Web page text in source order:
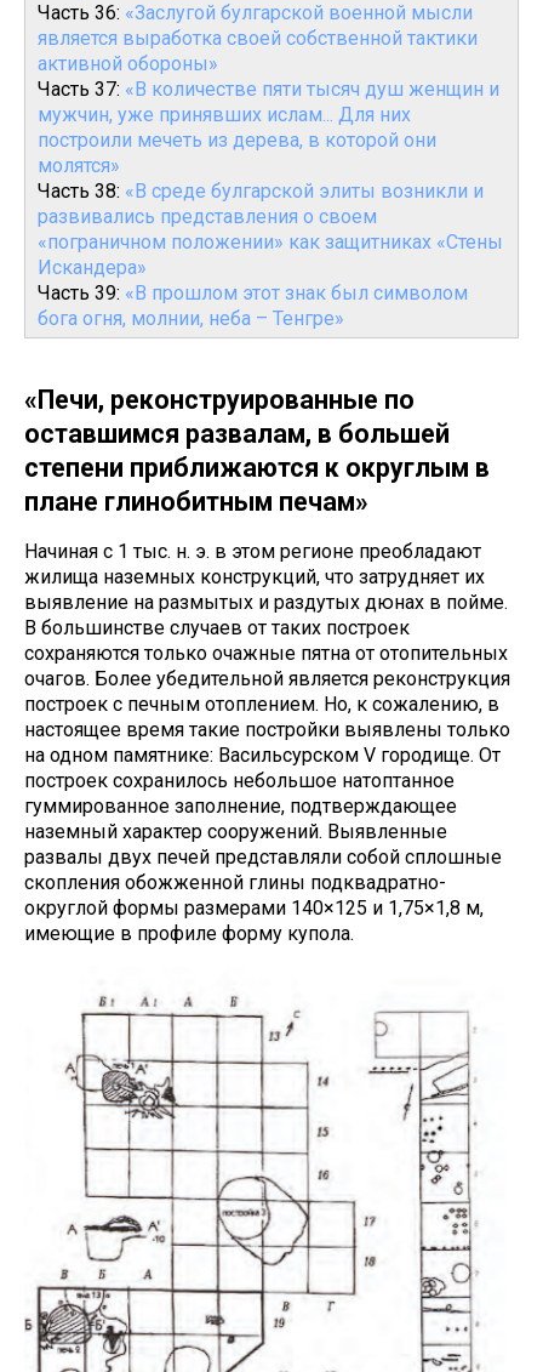
Часть 36: «Заслугой булгарской военной мысли
является выработка своей собственной тактики
активной обороны»
Часть 37: «В количестве пяти тысяч душ женщин и
мужчин, уже принявших ислам... Для них
построили мечеть из дерева, в которой они
молятся»
Часть 38: «В среде булгарской элиты возникли и
развивались представления о своем
«пограничном положении» как защитниках «Стены
Искандера»
Часть 39: «В прошлом этот знак был символом
бога огня, молнии, неба – Тенгре»
«Печи, реконструированные по
оставшимся развалам, в большей
степени приближаются к округлым в
плане глинобитным печам»
Начиная с 1 тыс. н. э. в этом регионе преобладают
жилища наземных конструкций, что затрудняет их
выявление на размытых и раздутых дюнах в пойме.
В большинстве случаев от таких построек
сохраняются только очажные пятна от отопительных
очагов. Более убедительной является реконструкция
построек с печным отоплением. Но, к сожалению, в
настоящее время такие постройки выявлены только
на одном памятнике: Васильсурском V городище. От
построек сохранилось небольшое натоптанное
гуммированное заполнение, подтверждающее
наземный характер сооружений. Выявленные
развалы двух печей представляли собой сплошные
скопления обожженной глины подквадратно-
округлой формы размерами 140×125 и 1,75×1,8 м,
имеющие в профиле форму купола.